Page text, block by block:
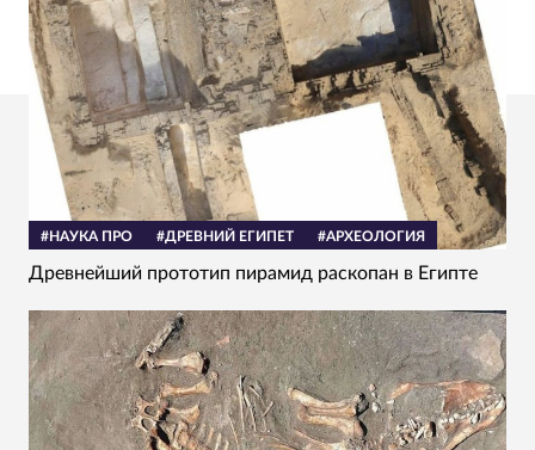
#НАУКА ПРО #ДРЕВНИЙ ЕГИПЕТ #АРХЕОЛОГИЯ
Древнейший прототип пирамид раскопан в Египте